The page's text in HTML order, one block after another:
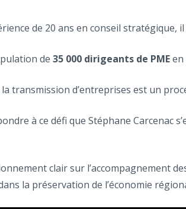
de 20 ans en conseil
de 35 000 dirigeants de PMEen
transmission d’entreprises est un
à ce défi que Stéphane Carcenac
clair sur l’accompagnement
la préservation de l’économie